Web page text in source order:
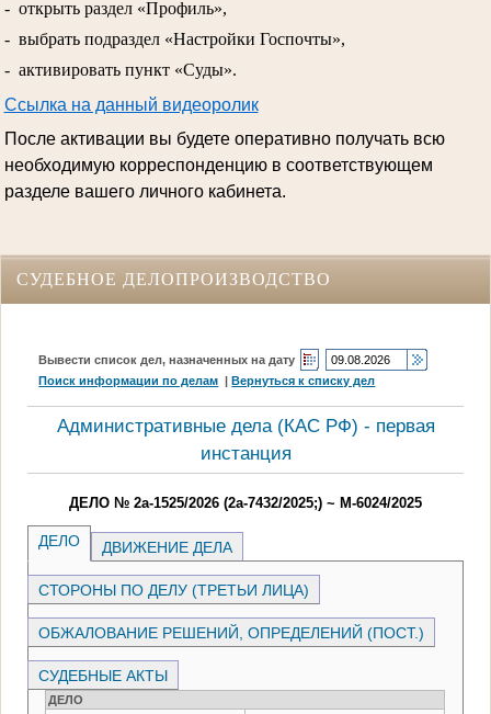
- открыть раздел «Профиль»,
- выбрать подраздел «Настройки Госпочты»,
- активировать пункт «Суды».
Ссылка на данный видеоролик
После активации вы будете оперативно получать всю
необходимую корреспонденцию в соответствующем
разделе вашего личного кабинета.
СУДЕБНОЕ ДЕЛОПРОИЗВОДСТВО
Вывести список дел, назначенных на дату
Поиск информации по делам |Вернуться к списку дел
Административные дела (КАC РФ) - первая
инстанция
ДЕЛО № 2а-1525/2026 (2а-7432/2025;) ~ М-6024/2025
ДЕЛО ДВИЖЕНИЕ ДЕЛА
СТОРОНЫ ПО ДЕЛУ (ТРЕТЬИ ЛИЦА)
ОБЖАЛОВАНИЕ РЕШЕНИЙ, ОПРЕДЕЛЕНИЙ (ПОСТ.)
СУДЕБНЫЕ АКТЫ
ДЕЛО